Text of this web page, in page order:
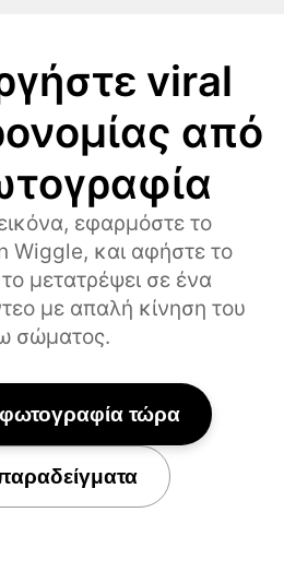
viral
από
εφαρμόστε το
Wiggle, και αφήστε το
μετατρέψει σε ένα
με απαλή κίνηση του
σώματος.
τώρα